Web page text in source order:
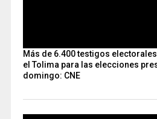
Más de 6.400 testigos
el Tolima para las elecciones
domingo: CNE